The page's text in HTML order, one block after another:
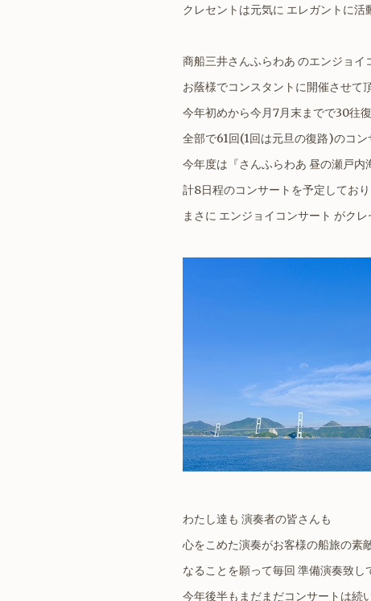
クレセントは元気に エレガントに活
商船三井さんふらわあ のエンジョイ
お蔭様でコンスタントに開催させて
今年初めから今月7月末までで30往復
全部で61回(1回は元旦の復路)のコン
今年度は『さんふらわあ 昼の瀬戸
計8日程のコンサートを予定してお
まさに エンジョイコンサート がク
わたし達も 演奏者の皆さんも
心をこめた演奏がお客様の船旅の素
なることを願って毎回 準備演奏致し
今年後半もまだまだコンサートは続